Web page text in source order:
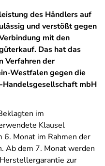
des Händlers auf
und verstößt gegen
mit den
Das hat das
Verfahren der
Westfalen gegen die
mbH
im
Klausel
6. Monat im Rahmen der
Ab dem 7. Monat werden
zur